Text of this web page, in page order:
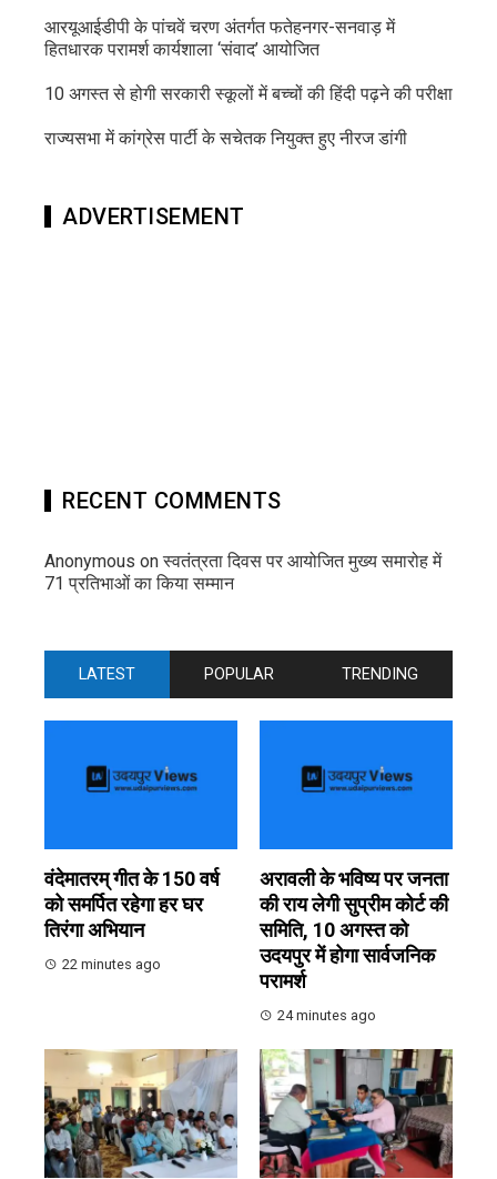
आरयूआईडीपी के पांचवें चरण अंतर्गत फतेहनगर-सनवाड़ में
हितधारक परामर्श कार्यशाला ‘संवाद’ आयोजित
10 अगस्त से होगी सरकारी स्कूलों में बच्चों की हिंदी पढ़ने की परीक्षा
राज्यसभा में कांग्रेस पार्टी के सचेतक नियुक्त हुए नीरज डांगी
ADVERTISEMENT
RECENT COMMENTS
Anonymous onस्वतंत्रता दिवस पर आयोजित मुख्य समारोह में
71 प्रतिभाओं का किया सम्मान
LATEST POPULAR TRENDING
वंदेमातरम् गीत के 150 वर्ष
को समर्पित रहेगा हर घर
तिरंगा अभियान
22 minutes ago
अरावली के भविष्य पर जनता
की राय लेगी सुप्रीम कोर्ट की
समिति, 10 अगस्त को
उदयपुर में होगा सार्वजनिक
परामर्श
24 minutes ago